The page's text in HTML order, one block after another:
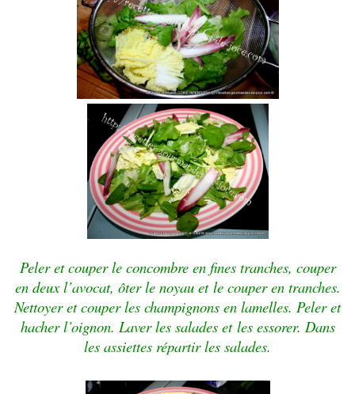
Peler et couper le concombre en fines tranches, couper
en deux l’avocat, ôter le noyau et le couper en tranches.
Nettoyer et couper les champignons en lamelles. Peler et
hacher l’oignon. Laver les salades et les essorer. Dans
les assiettes répartir les salades.